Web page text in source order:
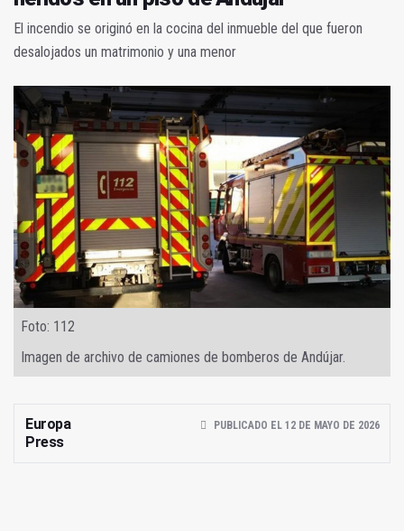
El incendio se originó en la cocina del inmueble del que fueron
desalojados un matrimonio y una menor
Foto: 112
Imagen de archivo de camiones de bomberos de Andújar.
Europa
Press
PUBLICADO EL 12 DE MAYO DE 2026